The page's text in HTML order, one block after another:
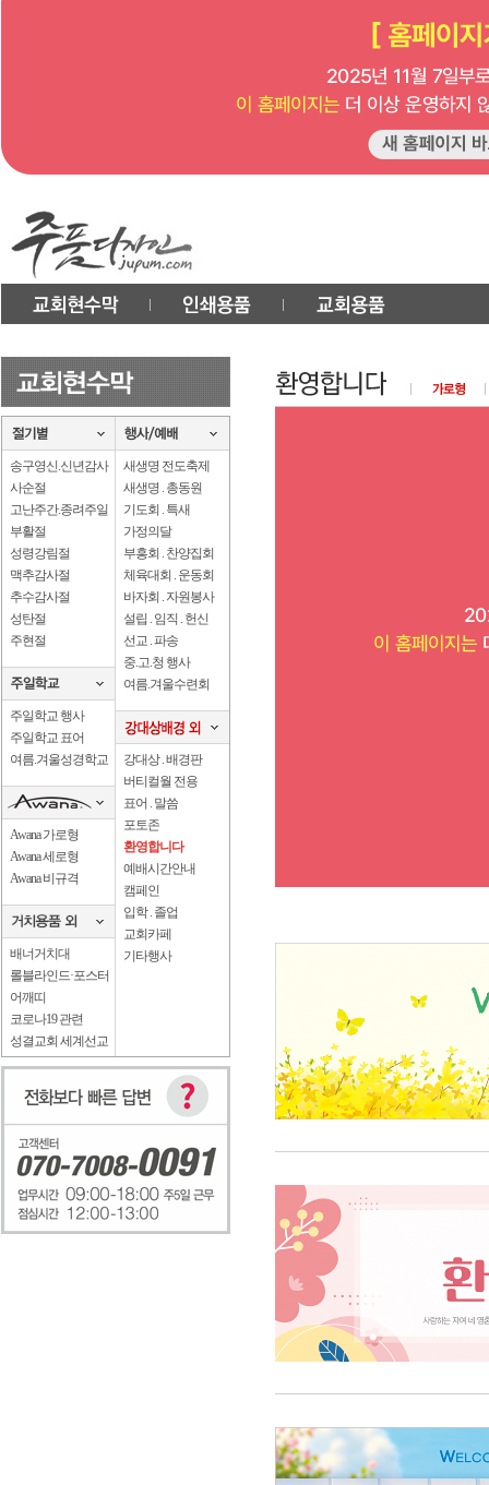
송구영신.신년감사
사순절
고난주간.종려주일
부활절
성령강림절
맥추감사절
추수감사절
성탄절
주현절
주일학교 행사
주일학교 표어
여름.겨울성경학교
Awana 가로형
Awana 세로형
Awana 비규격
배너거치대
롤블라인드·포스터
어깨띠
코로나19 관련
성결교회 세계선교
새생명 전도축제
새생명 . 총동원
기도회 . 특새
가정의달
부흥회 . 찬양집회
체육대회 . 운동회
바자회 . 자원봉사
설립 . 임직 . 헌신
선교 . 파송
중.고.청 행사
여름.겨울수련회
강대상 . 배경판
버티컬월 전용
표어 . 말씀
포토존
환영합니다
예배시간안내
캠페인
입학 . 졸업
교회카페
기타행사